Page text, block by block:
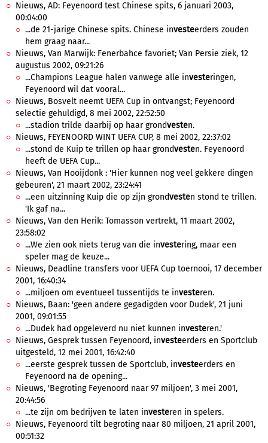
Nieuws, AD: Feyenoord test Chinese spits, 6 januari 2003,
00:04:00
...de 21-jarige Chinese spits. Chinese investeerders zouden
hem graag naar...
Nieuws, Van Marwijk: Fenerbahce favoriet; Van Persie ziek, 12
augustus 2002, 09:21:26
...Champions League halen vanwege alle investeringen,
Feyenoord wil dat vooral...
Nieuws, Bosvelt neemt UEFA Cup in ontvangst; Feyenoord
selectie gehuldigd, 8 mei 2002, 22:52:50
...stadion trilde daarbij op haar grondvesten.
Nieuws, FEYENOORD WINT UEFA CUP, 8 mei 2002, 22:37:02
...stond de Kuip te trillen op haar grondvesten. Feyenoord
heeft de UEFA Cup...
Nieuws, Van Hooijdonk : 'Hier kunnen nog veel gekkere dingen
gebeuren', 21 maart 2002, 23:24:41
...een uitzinning Kuip die op zijn grondvesten stond te trillen.
'Ik gaf na...
Nieuws, Van den Herik: Tomasson vertrekt, 11 maart 2002,
23:58:02
...We zien ook niets terug van die investering, maar een
speler mag de keuze...
Nieuws, Deadline transfers voor UEFA Cup toernooi, 17 december
2001, 16:40:34
...miljoen om eventueel tussentijds te investeren.
Nieuws, Baan: 'geen andere gegadigden voor Dudek', 21 juni
2001, 09:01:55
...Dudek had opgeleverd nu niet kunnen investeren.'
Nieuws, Gesprek tussen Feyenoord, investeerders en Sportclub
uitgesteld, 12 mei 2001, 16:42:40
...eerste gesprek tussen de Sportclub, investeerders en
Feyenoord na de opening...
Nieuws, 'Begroting Feyenoord naar 97 miljoen', 3 mei 2001,
20:44:56
...te zijn om bedrijven te laten investeren in spelers.
Nieuws, Feyenoord tilt begroting naar 80 miljoen, 21 april 2001,
00:51:32